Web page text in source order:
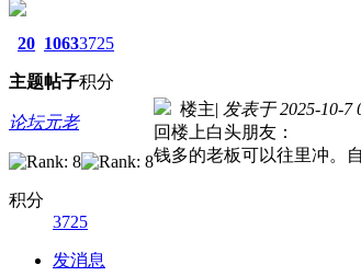
20
主题
1063
帖子
3725
积分
论坛元老
积分
3725
发消息
楼主| 发表于 2025-10-7
回楼上白头朋友：
钱多的老板可以往里冲。